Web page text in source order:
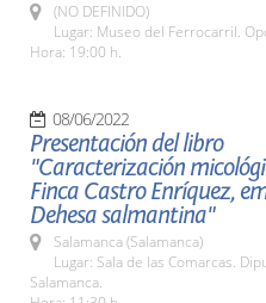
(NO DEFINIDO)
Lugar: Museo del Ferrocarril.
Hora: 19:00 h.
08/06/2022
Presentación del libro
"Caracterización
Finca Castro Enríquez,
Dehesa salmantina"
Salamanca (Salamanca)
Lugar: Sala de las Comarcas.
Salamanca.